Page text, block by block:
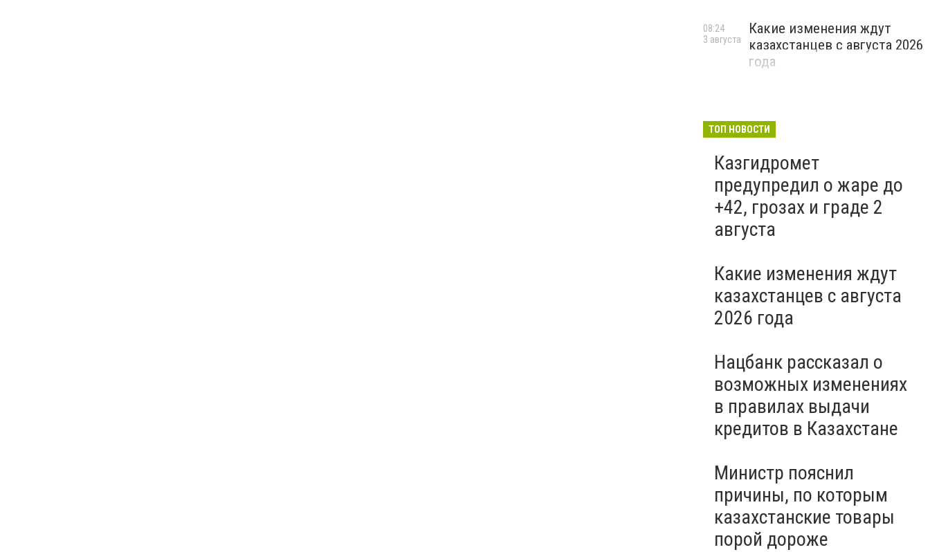
Какие изменения ждут
казахстанцев с августа 2026
года
08:24
3 августа
ТОП НОВОСТИ
Казгидромет
предупредил о жаре до
+42, грозах и граде 2
августа
Какие изменения ждут
казахстанцев с августа
2026 года
Нацбанк рассказал о
возможных изменениях
в правилах выдачи
кредитов в Казахстане
Министр пояснил
причины, по которым
казахстанские товары
порой дороже